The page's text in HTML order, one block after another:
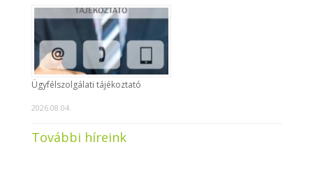
Ügyfélszolgálati tájékoztató
2026.08.04.
További híreink